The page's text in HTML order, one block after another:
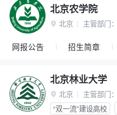
北京农学院
 北京 主管部门：
网报公告 招生简章
北京林业大学
 北京 主管部门：
“双一流”建设高校